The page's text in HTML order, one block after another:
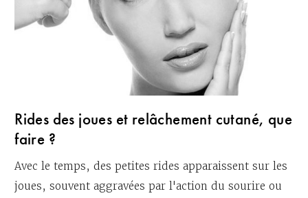
Rides des joues et relâchement cutané, que
faire ?
Avec le temps, des petites rides apparaissent sur les
joues, souvent aggravées par l'action du sourire ou